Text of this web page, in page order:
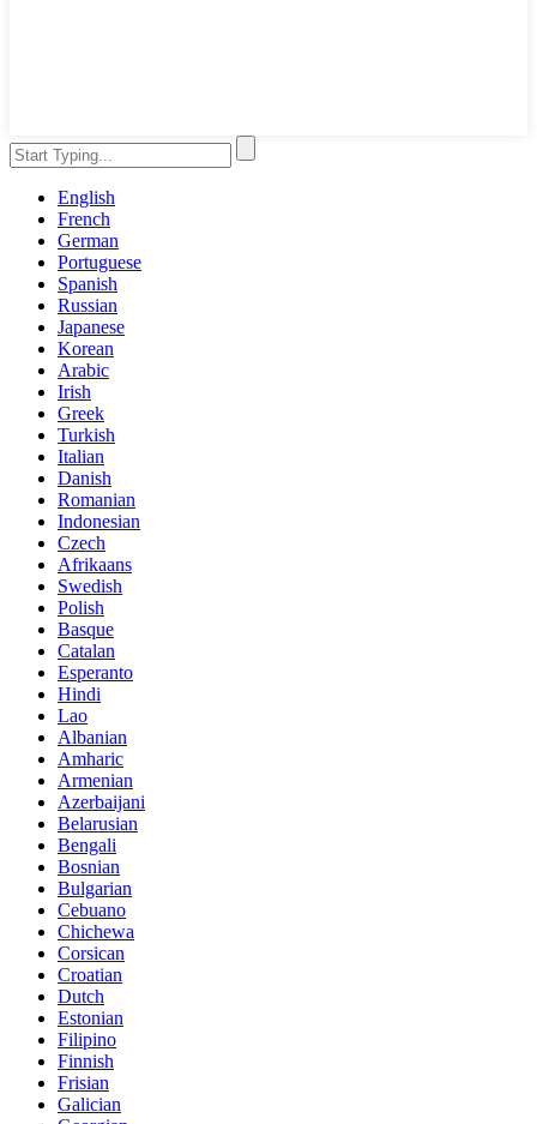
English
French
German
Portuguese
Spanish
Russian
Japanese
Korean
Arabic
Irish
Greek
Turkish
Italian
Danish
Romanian
Indonesian
Czech
Afrikaans
Swedish
Polish
Basque
Catalan
Esperanto
Hindi
Lao
Albanian
Amharic
Armenian
Azerbaijani
Belarusian
Bengali
Bosnian
Bulgarian
Cebuano
Chichewa
Corsican
Croatian
Dutch
Estonian
Filipino
Finnish
Frisian
Galician